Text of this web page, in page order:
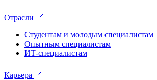
Отрасли
Студентам и молодым специалистам
Опытным специалистам
ИТ-специалистам
Карьера